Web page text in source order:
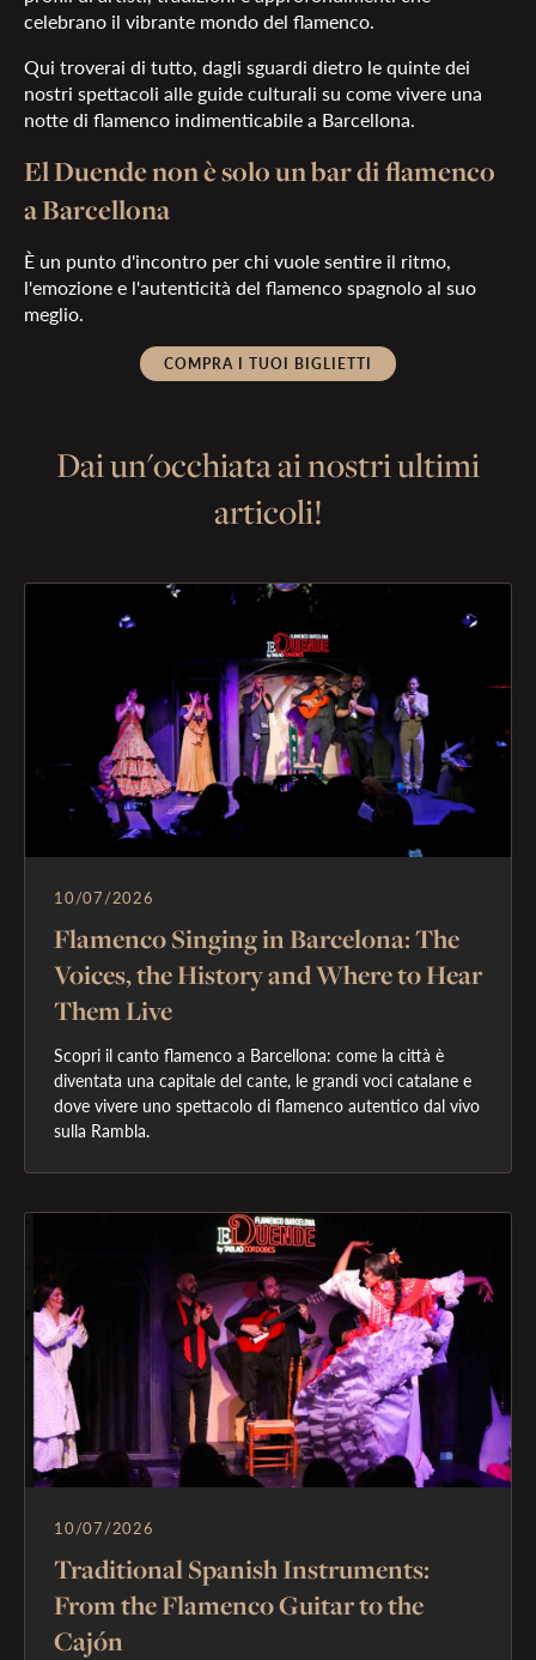
celebrano il vibrante mondo del flamenco.
Qui troverai di tutto, dagli sguardi dietro le quinte dei
nostri spettacoli alle guide culturali su come vivere una
notte di flamenco indimenticabile a Barcellona.
El Duende non è solo un bar di flamenco
a Barcellona
È un punto d'incontro per chi vuole sentire il ritmo,
l'emozione e l'autenticità del flamenco spagnolo al suo
meglio.
COMPRA I TUOI BIGLIETTI
Dai un'occhiata ai nostri ultimi
articoli!
10/07/2026
Flamenco Singing in Barcelona: The
Voices, the History and Where to Hear
Them Live
Scopri il canto flamenco a Barcellona: come la città è
diventata una capitale del cante, le grandi voci catalane e
dove vivere uno spettacolo di flamenco autentico dal vivo
10/07/2026
Traditional Spanish Instruments:
From the Flamenco Guitar to the
Cajón